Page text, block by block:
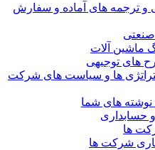
و ترجمه های آماده و سفارش
ماشین آلات
های توجیهی
ها و سیاست های شرکت
های شما
ها
شرکت ها